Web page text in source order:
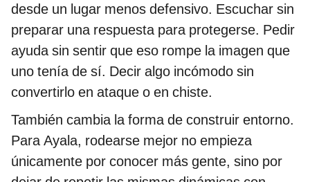
desde un lugar menos defensivo. Escuchar sin
preparar una respuesta para protegerse. Pedir
ayuda sin sentir que eso rompe la imagen que
uno tenía de sí. Decir algo incómodo sin
convertirlo en ataque o en chiste.
También cambia la forma de construir entorno.
Para Ayala, rodearse mejor no empieza
únicamente por conocer más gente, sino por